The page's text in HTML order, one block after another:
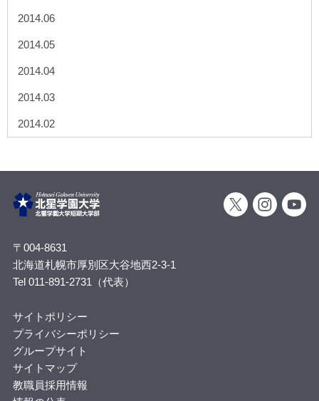
2014.06
2014.05
2014.04
2014.03
2014.02
〒004-8631
北海道札幌市厚別区大谷地西2-3-1
Tel 011-891-2731（代表）
サイトポリシー
プライバシーポリシー
グループサイト
サイトマップ
教職員採用情報